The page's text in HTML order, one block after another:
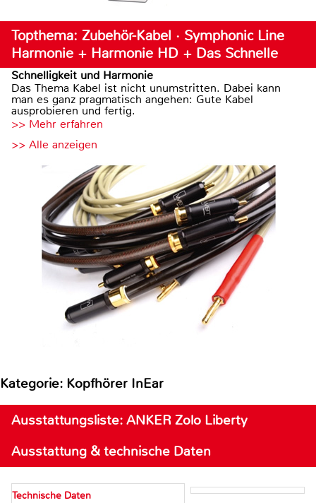
Topthema: Zubehör-Kabel · Symphonic Line
Harmonie + Harmonie HD + Das Schnelle
Schnelligkeit und Harmonie
Das Thema Kabel ist nicht unumstritten. Dabei kann
man es ganz pragmatisch angehen: Gute Kabel
ausprobieren und fertig.
>> Mehr erfahren
>> Alle anzeigen
Kategorie: Kopfhörer InEar
Ausstattungsliste: ANKER Zolo Liberty
Ausstattung & technische Daten
Technische Daten